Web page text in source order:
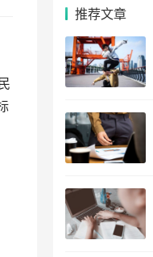
推荐文章